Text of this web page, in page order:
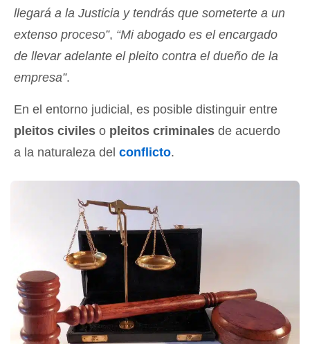
llegará a la Justicia y tendrás que someterte a un
extenso proceso”, “Mi abogado es el encargado
de llevar adelante el pleito contra el dueño de la
empresa”.
En el entorno judicial, es posible distinguir entre
pleitos civiles o pleitos criminales de acuerdo
a la naturaleza del conflicto.